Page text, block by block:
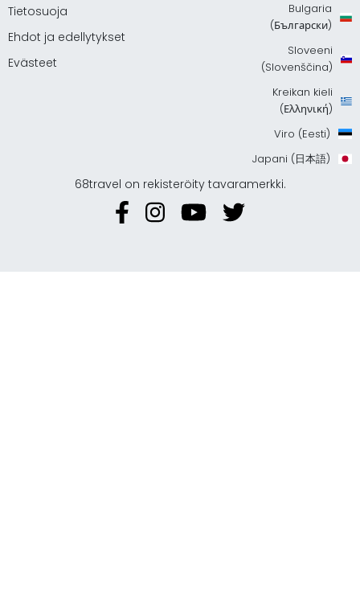
Tietosuoja
Ehdot ja edellytykset
Evästeet
Bulgaria
(Български)
Sloveeni
(Slovenščina)
Kreikan kieli
(Ελληνική)
Viro (Eesti)
Japani (日本語)
68travel on rekisteröity tavaramerkki.